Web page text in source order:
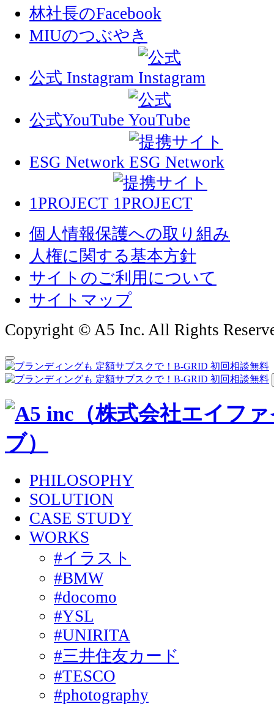
林社長のFacebook
MIUのつぶやき
公式 Instagram
公式YouTube
ESG Network
1PROJECT
個人情報保護への取り組み
人権に関する基本方針
サイトのご利用について
サイトマップ
Copyright © A5 Inc. All Rights
PHILOSOPHY
SOLUTION
CASE STUDY
WORKS
#イラスト
#BMW
#docomo
#YSL
#UNIRITA
#三井住友カード
#TESCO
#photography